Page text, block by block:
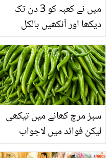
میں نے کعبہ کو 3 دن تک
دیکھا اور آنکھیں بالکل
ٹھیک ہوگئیں۔۔ 91 عمرہ
کرنے والے پاکستانی کا حج
کے دوران پیش آنے والے
معجزے کے بارے میں کیا
بتایا؟
سبز مرچ کھانے میں تیکھی
لیکن فوائد میں لاجواب